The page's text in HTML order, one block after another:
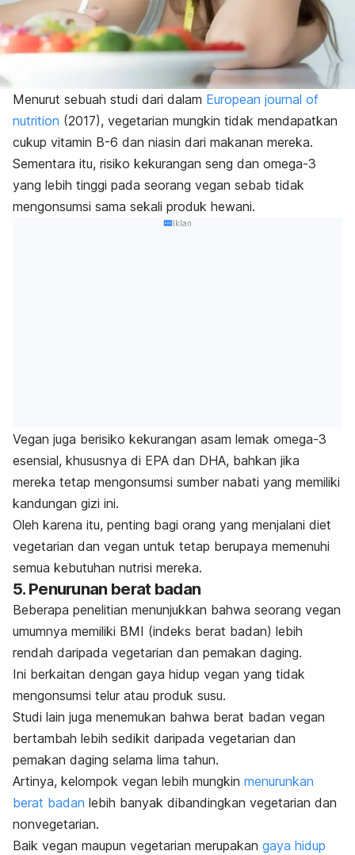
Menurut sebuah studi dari dalam European journal of
nutrition (2017), vegetarian mungkin tidak mendapatkan
cukup vitamin B-6 dan niasin dari makanan mereka.
Sementara itu, risiko kekurangan seng dan omega-3
yang lebih tinggi pada seorang vegan sebab tidak
mengonsumsi sama sekali produk hewani.
Iklan
Vegan juga berisiko kekurangan asam lemak omega-3
esensial, khususnya di EPA dan DHA, bahkan jika
mereka tetap mengonsumsi sumber nabati yang memiliki
kandungan gizi ini.
Oleh karena itu, penting bagi orang yang menjalani diet
vegetarian dan vegan untuk tetap berupaya memenuhi
semua kebutuhan nutrisi mereka.
5. Penurunan berat badan
Beberapa penelitian menunjukkan bahwa seorang vegan
umumnya memiliki BMI (indeks berat badan) lebih
rendah daripada vegetarian dan pemakan daging.
Ini berkaitan dengan gaya hidup vegan yang tidak
mengonsumsi telur atau produk susu.
Studi lain juga menemukan bahwa berat badan vegan
bertambah lebih sedikit daripada vegetarian dan
pemakan daging selama lima tahun.
Artinya, kelompok vegan lebih mungkin menurunkan
berat badan lebih banyak dibandingkan vegetarian dan
nonvegetarian.
Baik vegan maupun vegetarian merupakan gaya hidup